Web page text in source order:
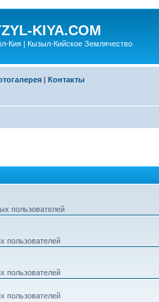
KIYA.COM
Кия | Кызыл-Кийское Землячество
| Контакты
пользователей
пользователей
пользователей
пользователей